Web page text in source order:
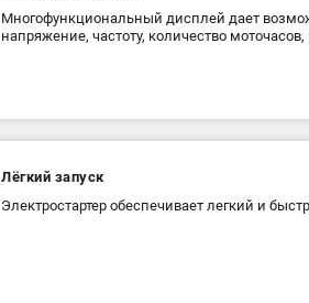
Многофункциональный дисплей дает
напряжение, частоту, количество
Лёгкий запуск
Электростартер обеспечивает легкий и